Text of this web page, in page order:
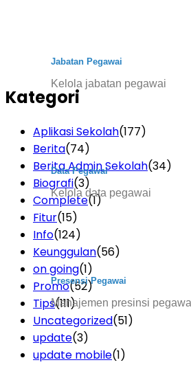
Jabatan Pegawai
Kelola jabatan pegawai
Data Pegawai
Kelola data pegawai
Presensi Pegawai
Manajemen presinsi
Kategori
Aplikasi Sekolah(177)
Berita(74)
Berita Admin Sekolah(34)
Biografi(3)
Complete(1)
Fitur(15)
Info(124)
Keunggulan(56)
on going(1)
Promo(52)
Tips(111)
Uncategorized(51)
update(3)
update mobile(1)